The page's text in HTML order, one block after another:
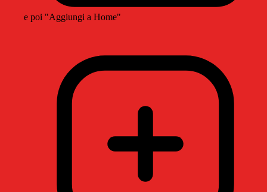
e poi "Aggiungi a Home"